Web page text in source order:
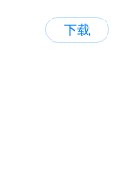
下载